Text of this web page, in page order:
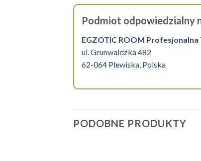
Podmiot odpowiedzialny
EGZOTIC ROOM
ul. Grunwaldzka 482
62-064 Plewiska, Polska
PODOBNE PRODUKTY